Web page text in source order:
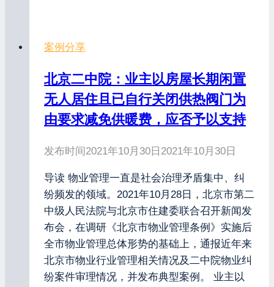
案例分享
北京二中院：业主以房屋长期闲置
无人居住且已自行关闭供热阀门为
由要求减免供暖费，应否予以支持
发布时间2021年10月30日 2021年10月30日
导读 物业管理一直是社会治理矛盾集中、纠
纷频发的领域。2021年10月28日，北京市第二
中级人民法院与北京市住建委联合召开新闻发
布会，在调研《北京市物业管理条例》实施后
全市物业管理总体形势的基础上，通报近年来
北京市物业行业管理相关情况及二中院物业纠
纷案件审理情况，并发布典型案例。 业主以